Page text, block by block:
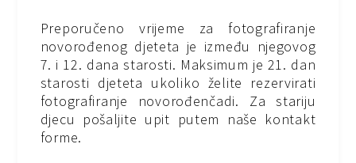
Preporučeno vrijeme za fotografiranje
novorođenog djeteta je između njegovog
7. i 12. dana starosti. Maksimum je 21. dan
starosti djeteta ukoliko želite rezervirati
fotografiranje novorođenčadi. Za stariju
djecu pošaljite upit putem naše kontakt
forme.